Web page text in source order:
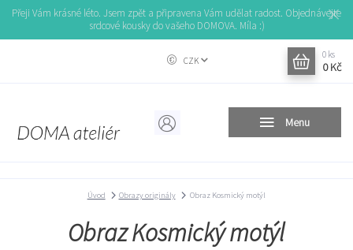
Přeji Vám krásné léto. Jsem zpět a připravena Vám udělat radost. Objednávejte
srdcové kousky do vašeho DOMOVA. Míla :)
Menu
CZK
0 ks
0 Kč
Úvod Obrazy originály Obraz Kosmický motýl
Obraz Kosmický motýl